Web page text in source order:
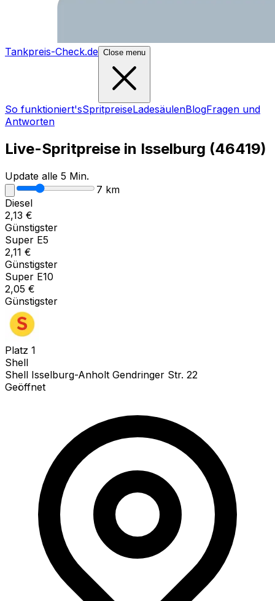
Tankpreis-Check.de Close menu
So funktioniert'sSpritpreiseLadesäulenBlogFragen und
Antworten
Live-Spritpreise in Isselburg (46419)
Update alle 5 Min.
7 km
Diesel
2,13 €
Günstigster
Super E5
2,11 €
Günstigster
Super E10
2,05 €
Günstigster
Platz 1
Shell
Shell Isselburg-Anholt Gendringer Str. 22
Geöffnet